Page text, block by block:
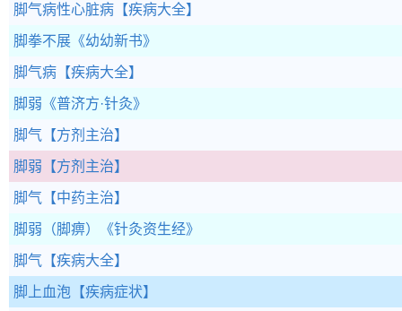
脚气病性心脏病 【疾病大全】
脚拳不展 《幼幼新书》
脚气病 【疾病大全】
脚弱 《普济方·针灸》
脚气 【方剂主治】
脚弱 【方剂主治】
脚气 【中药主治】
脚弱（脚痹） 《针灸资生经》
脚气 【疾病大全】
脚上血泡 【疾病症状】